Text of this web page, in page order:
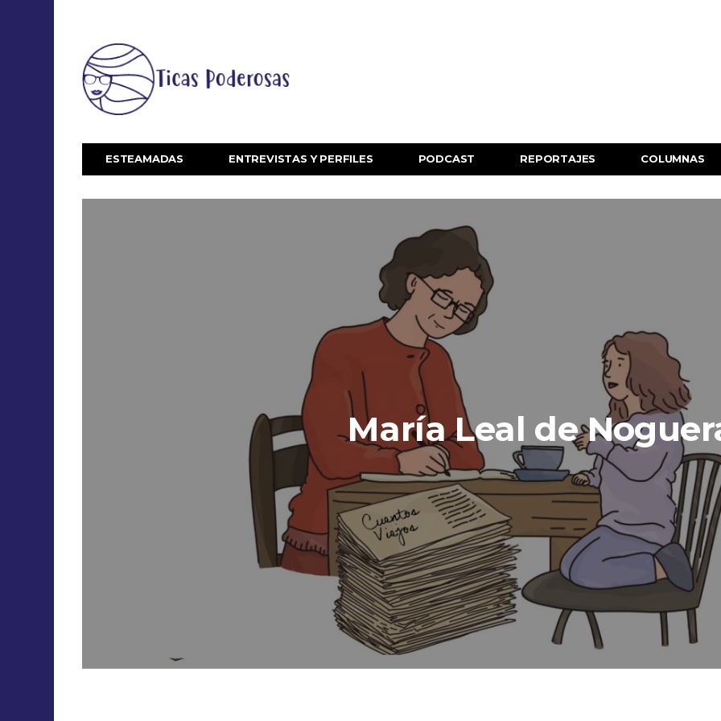
ESTEAMADAS ENTREVISTAS Y PERFILES PODCAST REPORTAJES COLUMNAS
María Leal de